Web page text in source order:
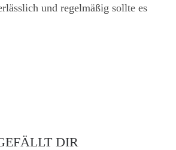
und regelmäßig sollte es
DIR